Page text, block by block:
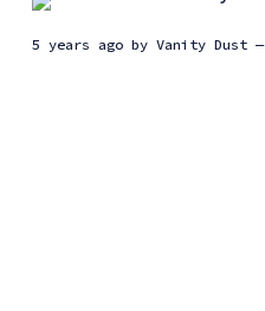
5 years agoby Vanity Dust